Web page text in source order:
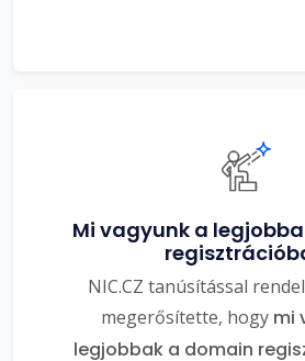
Mi vagyunk a
NIC.CZ tanúsítással
megerősítette, hogy mi
legjobbak a domain